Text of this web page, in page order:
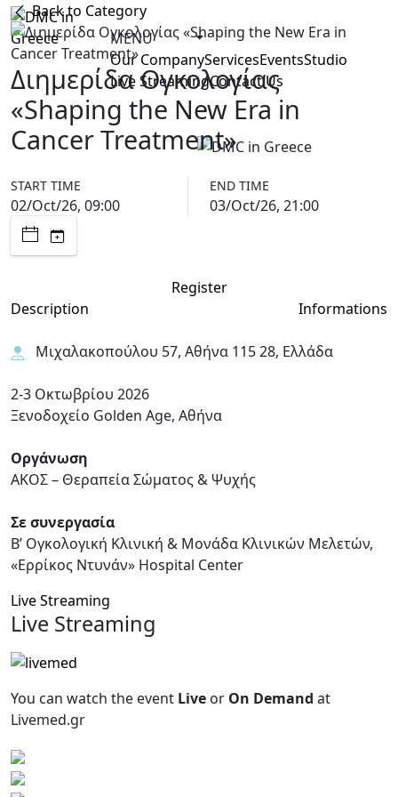
MENU
Our CompanyServicesEventsStudio
Live StreamingContact Us
Back to Category
Διημερίδα Ογκολογίας
«Shaping the New Era in
Cancer Treatment»
START TIME
02/Oct/26, 09:00
END TIME
03/Oct/26, 21:00
Register
Description
Informations
Μιχαλακοπούλου 57, Αθήνα 115 28, Ελλάδα
2-3 Οκτωβρίου 2026
Ξενοδοχείο Golden Age, Αθήνα
Οργάνωση
ΑΚΟΣ – Θεραπεία Σώματος & Ψυχής
Σε συνεργασία
Β’ Ογκολογική Κλινική & Μονάδα Κλινικών Μελετών,
«Ερρίκος Ντυνάν» Hospital Center
Live Streaming
Live Streaming
You can watch the event Live or On Demand at
Livemed.gr